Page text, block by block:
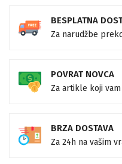
BESPLATNA
Za narudžbe
POVRAT NOVCA
Za artikle koji
BRZA DOSTAVA
Za 24h na vašim